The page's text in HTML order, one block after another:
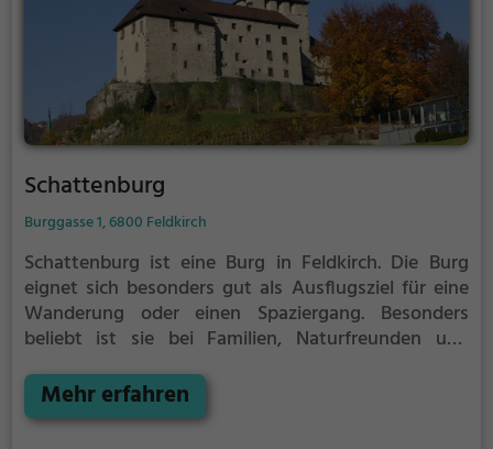
Schattenburg
Burggasse 1, 6800 Feldkirch
Schattenburg ist eine Burg in Feldkirch. Die Burg
eignet sich besonders gut als Ausflugsziel für eine
Wanderung oder einen Spaziergang. Besonders
beliebt ist sie bei Familien, Naturfreunden und
Aspekte aus längst vergangenen Zeiten und bietet
einen kleinen Einblick in die Geschichte.
Mehr erfahren